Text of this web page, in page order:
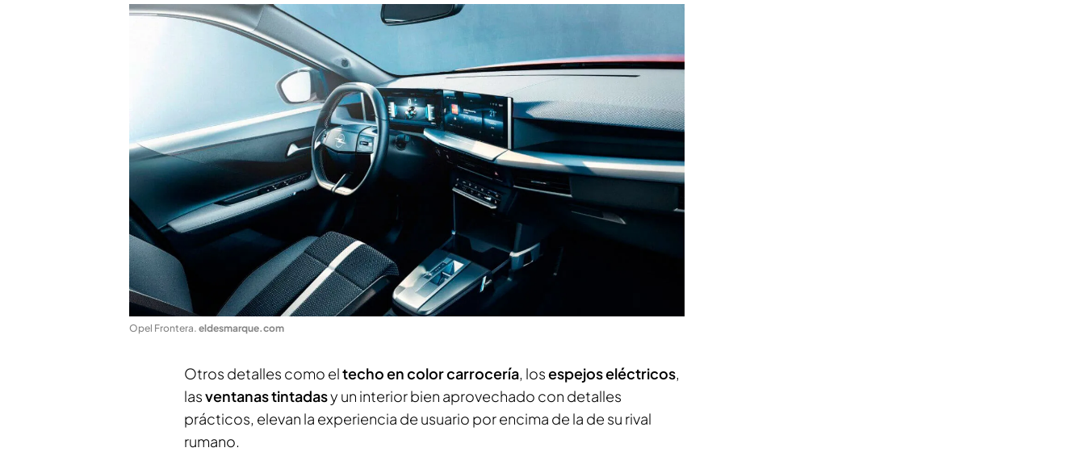
Opel Frontera. eldesmarque.com
Otros detalles como eltecho en color carrocería, losespejos eléctricos,
lasventanas tintadasy un interior bien aprovechado con detalles
prácticos, elevan la experiencia de usuario por encima de la de su rival
rumano.